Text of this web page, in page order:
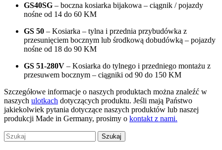
GS40SG – boczna kosiarka bijakowa – ciągnik / pojazdy
nośne od 14 do 60 KM
GS 50 – Kosiarka – tylna i przednia przybudówka z
przesunięciem bocznym lub środkową dobudówką – pojazdy
nośne od 18 do 90 KM
GS 51-280V – Kosiarka do tylnego i przedniego montażu z
przesuwem bocznym – ciągniki od 90 do 150 KM
Szczegółowe informacje o naszych produktach można znaleźć w
naszych ulotkach dotyczących produktu. Jeśli mają Państwo
jakiekolwiek pytania dotyczące naszych produktów lub naszej
produkcji Made in Germany, prosimy o kontakt z nami.
Szukaj